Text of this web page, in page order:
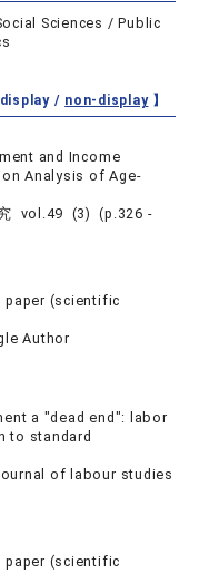
Sciences / Public
display / non-display】
and Income
Analysis of Age-
vol.49 (3) (p.326 -
paper (scientific
Author
a "dead end": labor
to standard
of labour studies
paper (scientific